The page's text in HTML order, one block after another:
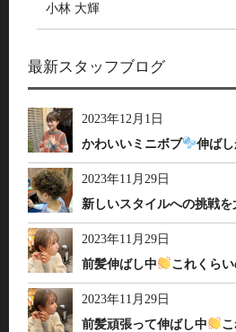
小林 大輝
最新スタッフブログ
2023年12月1日
かわいいミニボブ
伸ば
2023年11月29日
新しいスタイルへの挑戦
2023年11月29日
前髪伸ばし中
これくら
2023年11月29日
前髪頑張って伸ばし中